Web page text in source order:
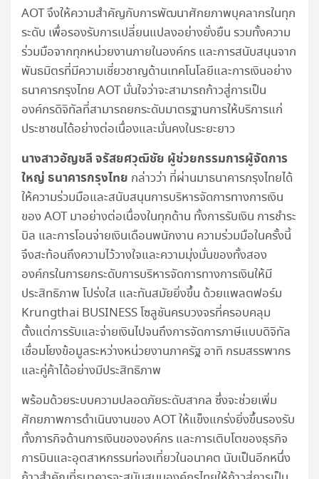
AOT จึงให้ความสําคัญกับการพัฒนาศักยภาพบุคลากรในทุก
ระดับ เพื่อรองรับการเปลี่ยนแปลงอย่างยั่งยืน รวมทั้งความ
ร่วมมือจากทุกหน่วยงานภายในองค์กร และการสนับสนุนจาก
พันธมิตรที่มีความเชี่ยวชาญด้านเทคโนโลยีและการเงินอย่าง
ธนาคารกรุงไทย AOT มั่นใจว่าจะสามารถก้าวสู่การเป็น
องค์กรดิจิทัลที่สามารถยกระดับมาตรฐานการให้บริการแก่
ประชาชนได้อย่างต่อเนื่องและมั่นคงในระยะยาว
นางสาวอัญชลี จรัสยศวุฒิชัย ผู้ช่วยกรรมการผู้จัดการ
ใหญ่ ธนาคารกรุงไทย กล่าวว่า ที่ผ่านมาธนาคารกรุงไทยได้
ให้ความร่วมมือและสนับสนุนการบริหารจัดการทางการเงิน
ของ AOT มาอย่างต่อเนื่องในทุกด้าน ทั้งการรับเงิน การชำระ
บิล และการโอนจ่ายเงินเดือนพนักงาน ความร่วมมือในครั้งนี้
จึงสะท้อนถึงความไว้วางใจและความมุ่งมั่นของทั้งสอง
องค์กรในการยกระดับการบริหารจัดการทางการเงินให้มี
ประสิทธิภาพ โปร่งใส และทันสมัยยิ่งขึ้น ด้วยแพลตฟอร์ม
Krungthai BUSINESS โซลูชันครบวงจรที่ครอบคลุม
ตั้งแต่การรับและจ่ายเงินไปจนถึงการจัดการภาษีแบบดิจิทัล
เชื่อมโยงข้อมูลระหว่างหน่วยงานภาครัฐ อาทิ กรมสรรพากร
และคู่ค้าได้อย่างมีประสิทธิภาพ
พร้อมด้วยระบบความปลอดภัยระดับสากล ซึ่งจะช่วยเพิ่ม
ศักยภาพการดำเนินงานของ AOT ให้แข็งแกร่งยิ่งขึ้นรองรับ
ทั้งภารกิจด้านการเงินขององค์กร และการเติบโตของธุรกิจ
การบินและอุตสาหกรรมท่องเที่ยวในอนาคต นับเป็นอีกหนึ่ง